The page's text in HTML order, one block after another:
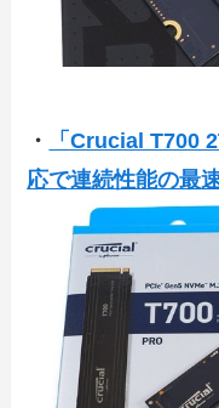
・
「Crucial T700
応で連続性能の最